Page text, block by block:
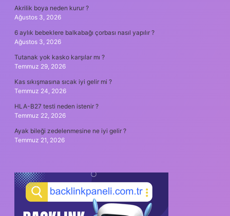
Akrilik boya neden kurur ?
Ağustos 3, 2026
6 aylık bebeklere balkabağı çorbası nasıl yapılır ?
Ağustos 3, 2026
Tutanak yok kasko karşılar mı ?
Temmuz 29, 2026
Kas sıkışmasına sıcak iyi gelir mi ?
Temmuz 24, 2026
HLA-B27 testi neden istenir ?
Temmuz 22, 2026
Ayak bileği zedelenmesine ne iyi gelir ?
Temmuz 21, 2026